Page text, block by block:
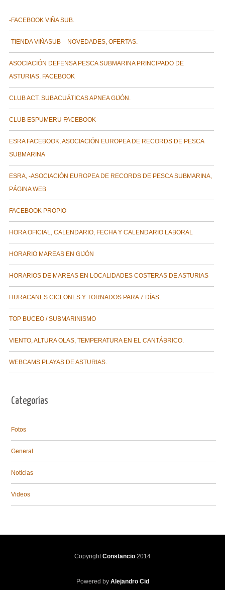
-FACEBOOK VIÑA SUB.
-TIENDA VIÑASUB – NOVEDADES, OFERTAS.
ASOCIACIÓN DEFENSA PESCA SUBMARINA PRINCIPADO DE
ASTURIAS. FACEBOOK
CLUB ACT. SUBACUÁTICAS APNEA GIJÓN.
CLUB ESPUMERU FACEBOOK
ESRA FACEBOOK, ASOCIACIÓN EUROPEA DE RECORDS DE PESCA
SUBMARINA
ESRA, -ASOCIACIÓN EUROPEA DE RECORDS DE PESCA SUBMARINA,
PÁGINA WEB
FACEBOOK PROPIO
HORA OFICIAL, CALENDARIO, FECHA Y CALENDARIO LABORAL
HORARIO MAREAS EN GIJÓN
HORARIOS DE MAREAS EN LOCALIDADES COSTERAS DE ASTURIAS
HURACANES CICLONES Y TORNADOS PARA 7 DÍAS.
TOP BUCEO / SUBMARINISMO
VIENTO, ALTURA OLAS, TEMPERATURA EN EL CANTÁBRICO.
WEBCAMS PLAYAS DE ASTURIAS.
Categorías
Fotos
General
Noticias
Videos
Copyright Constancio 2014
Powered by Alejandro Cid